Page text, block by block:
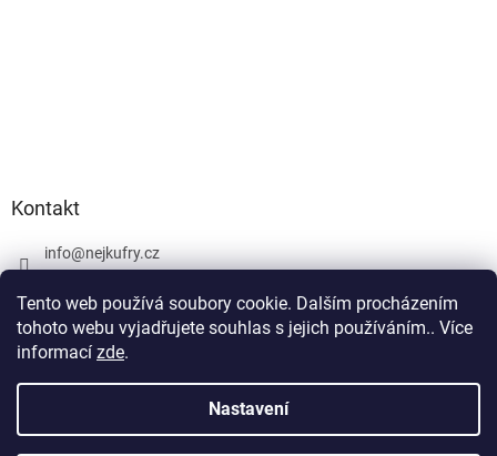
Tento web používá soubory cookie. Dalším procházením
tohoto webu vyjadřujete souhlas s jejich používáním.. Více
informací zde.
Nastavení
Kontakt
info@nejkufry.cz
Facebook
Vytvořil Shoptet Premium